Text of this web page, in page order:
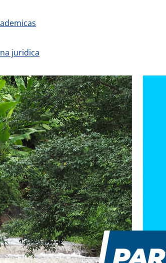
juridica